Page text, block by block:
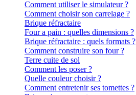
Comment utiliser le simulateur ?
Comment choisir son carrelage ?
Brique réfractaire
Four a pain : quelles dimensions ?
Brique réfractaire : quels formats ?
Comment construire son four ?
Terre cuite de sol
Comment les poser ?
Quelle couleur choisir ?
Comment entretenir ses tomettes ?